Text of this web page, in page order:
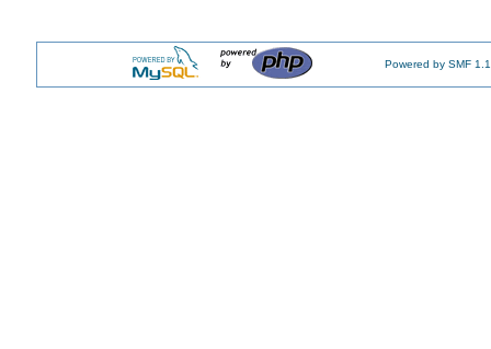
Powered by SMF